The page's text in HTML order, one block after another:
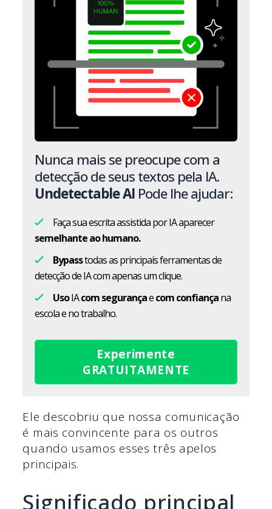
Nunca mais se preocupe com a
detecção de seus textos pela IA.
Undetectable AI Pode lhe ajudar:
Faça sua escrita assistida por IA aparecer
semelhante ao humano.
Bypasstodas as principais ferramentas de
detecção de IA com apenas um clique.
UsoIAcom segurançaecom confiançana
escola e no trabalho.
Experimente
GRATUITAMENTE
Ele descobriu que nossa comunicação
é mais convincente para os outros
quando usamos esses três apelos
principais.
Significado principal